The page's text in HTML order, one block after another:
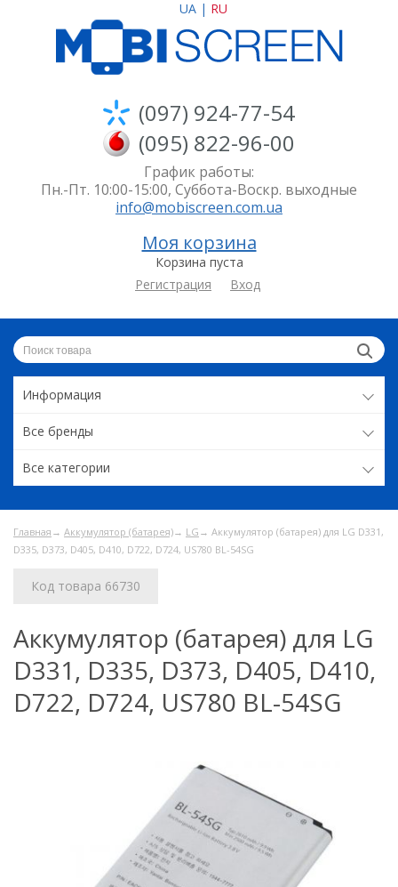
UA | RU
(097) 924-77-54
(095) 822-96-00
График работы:
Пн.-Пт. 10:00-15:00, Суббота-Воскр. выходные
info@mobiscreen.com.ua
Моя корзина
Корзина пуста
Регистрация
Вход
Информация
Все бренды
Все категории
Главная → Аккумулятор (батарея)→ LG → Аккумулятор (батарея) для LG D331,
D335, D373, D405, D410, D722, D724, US780 BL-54SG
Код товара 66730
Аккумулятор (батарея) для LG
D331, D335, D373, D405, D410,
D722, D724, US780 BL-54SG